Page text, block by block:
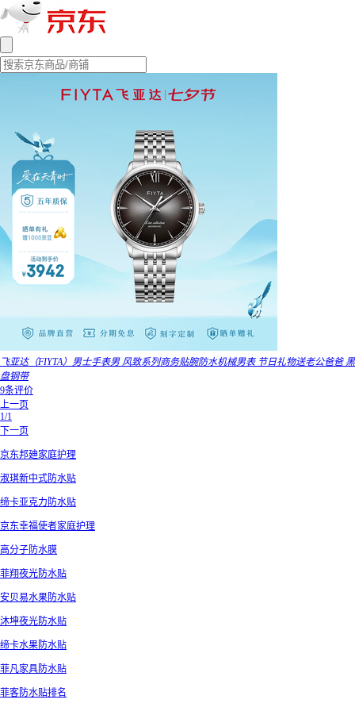
飞亚达（FIYTA）男士手表男 风致系列商务贴腕防水机械男表 节日礼物送老公爸爸 黑
盘钢带
9条评价
上一页
1/1
下一页
京东邦廸家庭护理
淑琪新中式防水贴
缔卡亚克力防水贴
京东幸福使者家庭护理
高分子防水膜
菲翔夜光防水贴
安贝易水果防水贴
沐坤夜光防水贴
缔卡水果防水贴
菲凡家具防水贴
菲客防水贴排名